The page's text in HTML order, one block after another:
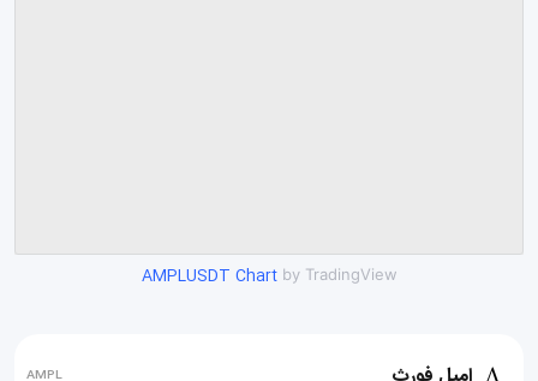
AMPLUSDT Chartby TradingView
AMPL